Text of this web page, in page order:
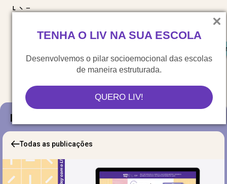
TENHA O LIV NA SUA ESCOLA
Desenvolvemos o pilar socioemocional das escolas
de maneira estruturada.
QUERO LIV!
Saiu
Blog
Todas as publicações